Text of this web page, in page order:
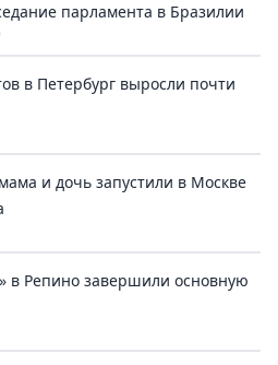
парламента в Бразилии
в Петербург выросли почти
и дочь запустили в Москве
в Репино завершили основную